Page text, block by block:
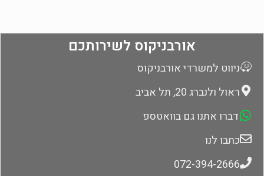
אורבניקוס לשירותכם
ניווט למשרדי אורבניקוס
ראול ולנברג 20, תל אביב
דברו אתנו גם בוואטספ
כתבו לנו
072-394-2666